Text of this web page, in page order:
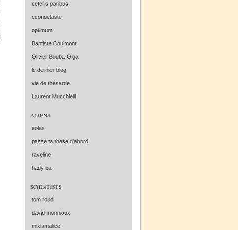
ceteris paribus
econoclaste
optimum
Baptiste Coulmont
Olivier Bouba-Olga
le dernier blog
vie de thésarde
Laurent Mucchielli
aliens
eolas
passe ta thèse d'abord
raveline
hady ba
scientists
tom roud
david monniaux
mixlamalice